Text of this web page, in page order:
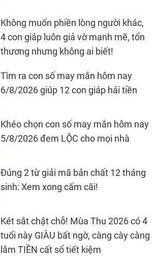
Không muốn phiền lòng người khác,
4 con giáp luôn giả vờ mạnh mẽ, tổn
thương nhưng không ai biết!
Tìm ra con số may mắn hôm nay
6/8/2026 giúp 12 con giáp hái tiền
Khéo chọn con số may mắn hôm nay
5/8/2026 đem LỘC cho mọi nhà
Đúng 2 từ giải mã bản chất 12 tháng
sinh: Xem xong cấm cãi!
Két sắt chật chỗ! Mùa Thu 2026 có 4
tuổi này GIÀU bất ngờ, càng cày càng
lắm TIỀN cất sổ tiết kiệm